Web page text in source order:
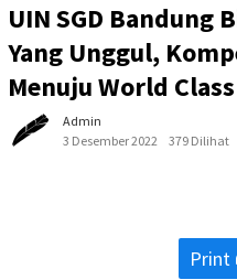
UIN SGD Bandung
Yang Unggul,
Menuju World
Admin
3 Desember 2022
379 Dilihat